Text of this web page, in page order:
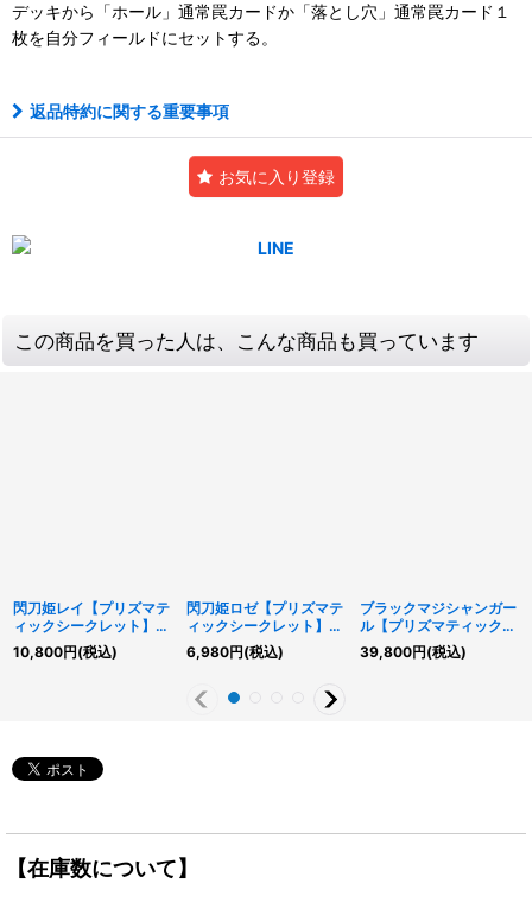
デッキから「ホール」通常罠カードか「落とし穴」通常罠カード１
枚を自分フィールドにセットする。
返品特約に関する重要事項
お気に入り登録
この商品を買った人は、こんな商品も買っています
閃刀姫レイ【プリズマテ
ィックシークレット】
{LPST-JP011}《モンス
ター》
10,800円(税込)
閃刀姫ロゼ【プリズマテ
ィックシークレット】
{STSP-JP003}《モン
スター》
6,980円(税込)
ブラックマジシャンガー
ル【プリズマティックシ
ークレット】{LPST-
JP002}《モンスター》
39,800円(税込)
【在庫数について】